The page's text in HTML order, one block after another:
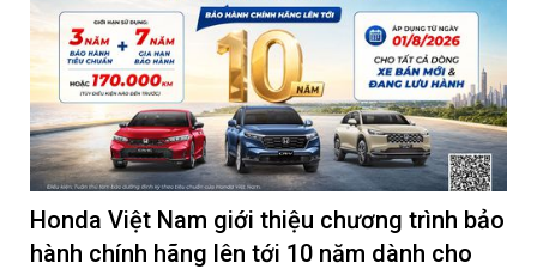
Honda Việt Nam giới thiệu chương trình bảo
hành chính hãng lên tới 10 năm dành cho